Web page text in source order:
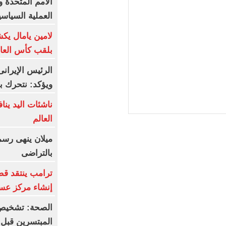
العملية
لامين يامال
بلقب كأس
الرئيس
ويؤكد: نتحرك
ناشئات اليد
العالم
ميلان ينهى
بالتراضى
ترامب ينتقد
إنشاء مركز
الصحة:
المبتسرين